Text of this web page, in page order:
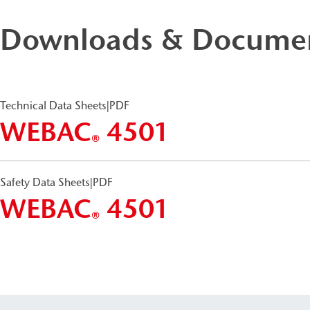
Downloads &
Technical Data Sheets|PDF
WEBAC® 4501
Safety Data Sheets PDF
WEBAC® 4501